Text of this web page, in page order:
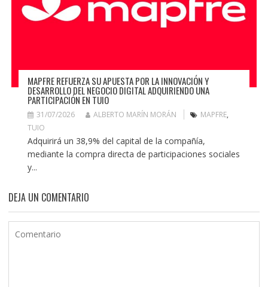
MAPFRE REFUERZA SU APUESTA POR LA INNOVACIÓN Y
DESARROLLO DEL NEGOCIO DIGITAL ADQUIRIENDO UNA
PARTICIPACIÓN EN TUIO
31/07/2026 ALBERTO MARÍN MORÁN MAPFRE,
TUIO
Adquirirá un 38,9% del capital de la compañía,
mediante la compra directa de participaciones sociales
y...
DEJA UN COMENTARIO